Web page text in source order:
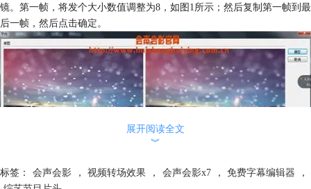
镜。第一帧，将发个大小数值调整为8，如图1所示；然后复制第一帧到最
后一帧，然后点击确定。
展开阅读全文
︾
标签： 会声会影 ， 视频转场效果 ， 会声会影x7 ， 免费字幕编辑器
，